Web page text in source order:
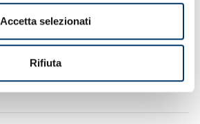
Accetta selezionati
Rifiuta